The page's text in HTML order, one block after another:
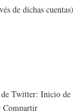
de dichas cuentas)
Twitter: Inicio
Compartir